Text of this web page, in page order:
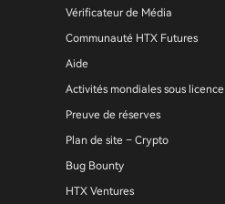
Vérificateur de Média
Communauté HTX Futures
Aide
Activités mondiales sous licence
Preuve de réserves
Plan de site – Crypto
Bug Bounty
HTX Ventures